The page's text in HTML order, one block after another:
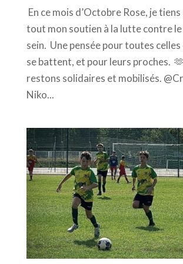
En ce mois d’Octobre Rose, je
tout mon soutien à la lutte contre le
sein. Une pensée pour toutes celles
se battent, et pour leurs proches.
restons solidaires et mobilisés.
Niko...